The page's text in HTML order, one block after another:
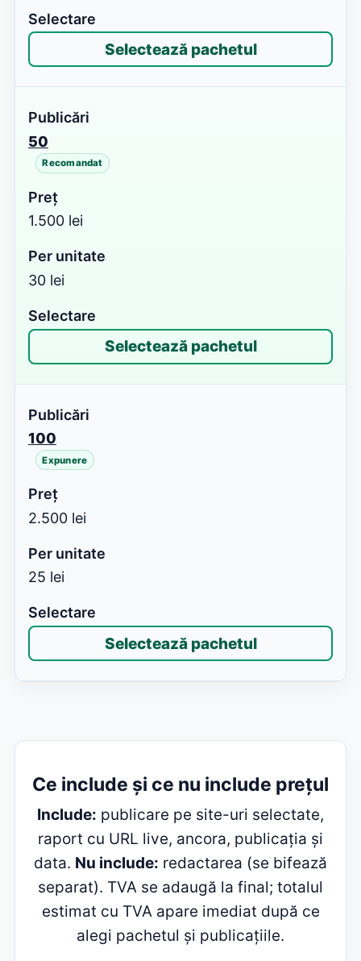
Selectează pachetul
50
Recomandat
1.500 lei
30 lei
Selectează pachetul
100
Expunere
2.500 lei
25 lei
Selectează pachetul
Ce include și ce nu include prețul
Include: publicare pe site-uri selectate,
raport cu URL live, ancora, publicația și
data. Nu include: redactarea (se bifează
separat). TVA se adaugă la final; totalul
estimat cu TVA apare imediat după ce
alegi pachetul și publicațiile.